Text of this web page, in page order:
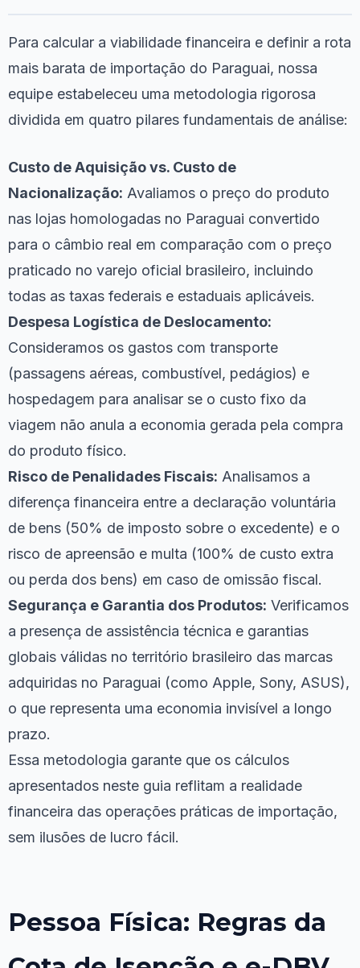
Para calcular a viabilidade financeira e definir a rota
mais barata de importação do Paraguai, nossa
equipe estabeleceu uma metodologia rigorosa
dividida em quatro pilares fundamentais de análise:
Custo de Aquisição vs. Custo de
Nacionalização: Avaliamos o preço do produto
nas lojas homologadas no Paraguai convertido
para o câmbio real em comparação com o preço
praticado no varejo oficial brasileiro, incluindo
todas as taxas federais e estaduais aplicáveis.
Despesa Logística de Deslocamento:
Consideramos os gastos com transporte
(passagens aéreas, combustível, pedágios) e
hospedagem para analisar se o custo fixo da
viagem não anula a economia gerada pela compra
do produto físico.
Risco de Penalidades Fiscais: Analisamos a
diferença financeira entre a declaração voluntária
de bens (50% de imposto sobre o excedente) e o
risco de apreensão e multa (100% de custo extra
ou perda dos bens) em caso de omissão fiscal.
Segurança e Garantia dos Produtos: Verificamos
a presença de assistência técnica e garantias
globais válidas no território brasileiro das marcas
adquiridas no Paraguai (como Apple, Sony, ASUS),
o que representa uma economia invisível a longo
prazo.
Essa metodologia garante que os cálculos
apresentados neste guia reflitam a realidade
financeira das operações práticas de importação,
sem ilusões de lucro fácil.
Pessoa Física: Regras da